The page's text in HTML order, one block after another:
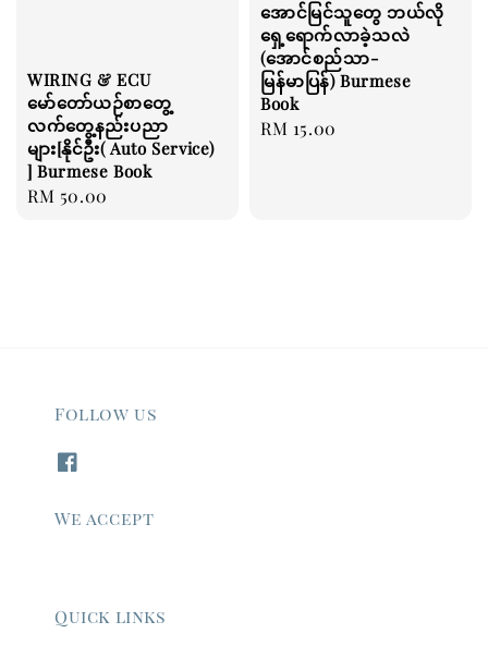
WIRING & ECU
မော်တော်ယဉ်စာတွေ့
လက်တွေ့နည်းပညာ
များ[နိုင်ဦး( Auto Service)
] Burmese Book
Regular
RM 50.00
အောင်မြင်သူတွေ ဘယ်လို
ရှေ့ရောက်လာခဲ့သလဲ
(အောင်စည်သာ-
မြန်မာပြန်) Burmese
Book
Regular
RM 15.00
Follow us
We accept
Quick links